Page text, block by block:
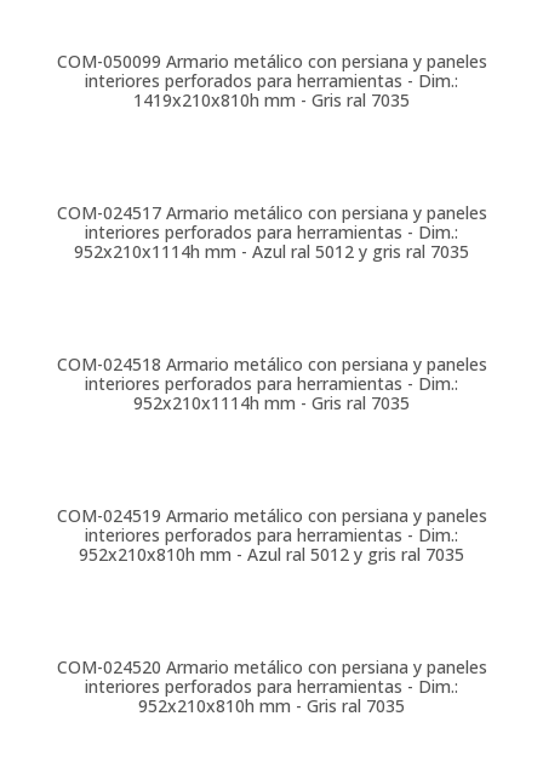
COM-050099 Armario metálico con persiana y paneles
interiores perforados para herramientas - Dim.:
1419x210x810h mm - Gris ral 7035
COM-024517 Armario metálico con persiana y paneles
interiores perforados para herramientas - Dim.:
952x210x1114h mm - Azul ral 5012 y gris ral 7035
COM-024518 Armario metálico con persiana y paneles
interiores perforados para herramientas - Dim.:
952x210x1114h mm - Gris ral 7035
COM-024519 Armario metálico con persiana y paneles
interiores perforados para herramientas - Dim.:
952x210x810h mm - Azul ral 5012 y gris ral 7035
COM-024520 Armario metálico con persiana y paneles
interiores perforados para herramientas - Dim.:
952x210x810h mm - Gris ral 7035